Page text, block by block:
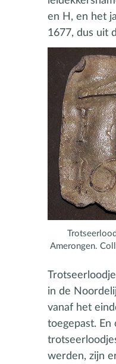
en H, en het
1677, dus uit
Amerongen.
in de
vanaf het
toegepast. En
werden, zijn